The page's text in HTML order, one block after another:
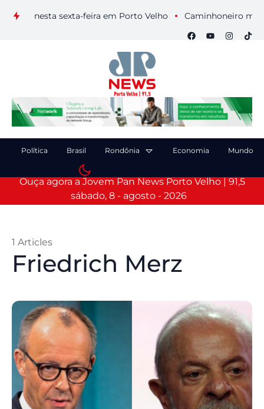
nesta sexta-feira em Porto Velho Caminhoneiro morre
Política Brasil Rondônia Economia Mundo
Ouça agora a Jovem Pan News Porto Velho | 91,5
sábado, 8 - agosto - 2026
Friedrich Merz
1 Articles